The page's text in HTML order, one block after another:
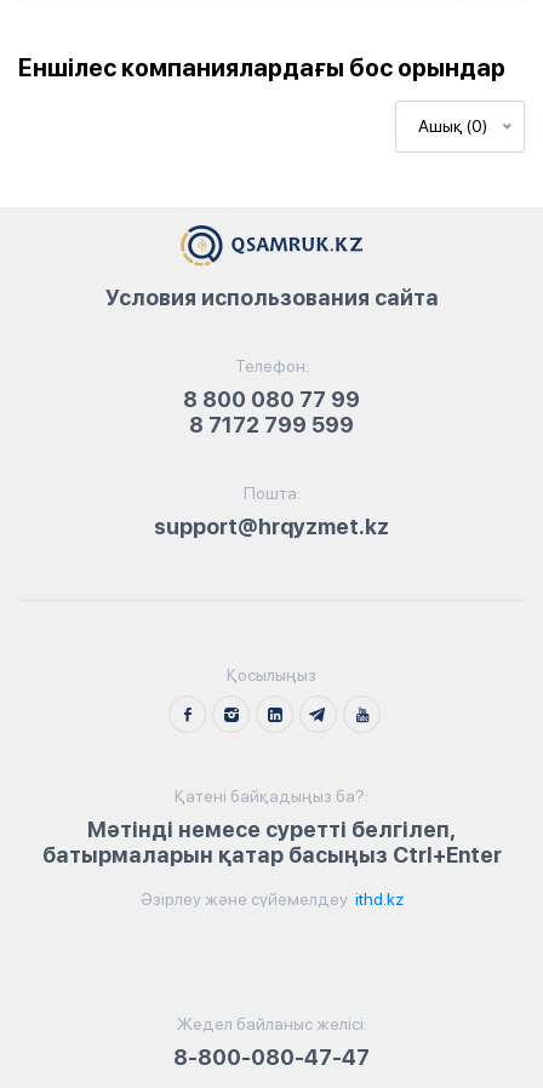
Еншілес компаниялардағы бос орындар
Ашық (0)
Телефон:
8 800 080 77 99
8 7172 799 599
Пошта:
support@hrqyzmet.kz
Условия использования сайта
Қосылыңыз
Қатені байқадыңыз ба?:
Мәтінді немесе суретті белгілеп,
батырмаларын қатар басыңыз Ctrl+Enter
Әзірлеу және сүйемелдеу ithd.kz
Жедел байланыс желісі:
8-800-080-47-47